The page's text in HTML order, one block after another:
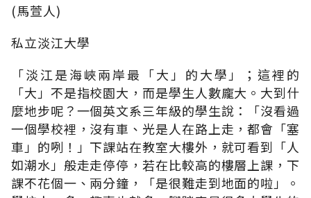
(馬萱人)
私立淡江大學
「淡江是海峽兩岸最「大」的大學」；這裡的
「大」不是指校園大，而是學生人數龐大。大到什
麼地步呢？一個英文系三年級的學生說：「沒看過
一個學校裡，沒有車、光是人在路上走，都會「塞
車」的咧！」下課站在教室大樓外，就可看到「人
如潮水」般走走停停，若在比較高的樓層上課，下
課不花個一、兩分鐘，「是很難走到地面的啦」。